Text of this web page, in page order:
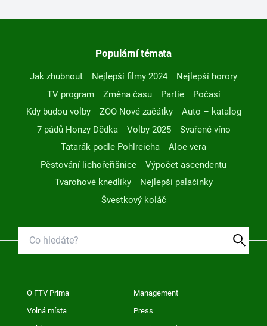
Populární témata
Jak zhubnout Nejlepší filmy 2024
Nejlepší horory
TV program
Změna času Partie
Počasí
Kdy budou volby
ZOO Nové začátky
Auto – katalog
7 pádů Honzy Dědka
Volby 2025
Svařené víno
Tatarák podle Pohlreicha
Aloe vera
Pěstování lichořeřišnice
Výpočet ascendentu
Tvarohové knedlíky
Nejlepší palačinky
Švestkový koláč
O FTV Prima Management
Volná místa Press